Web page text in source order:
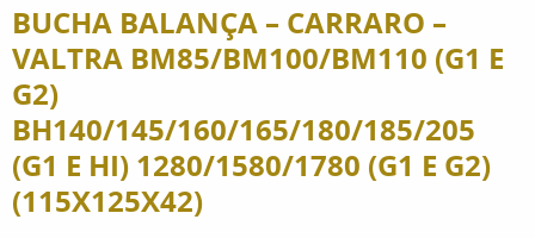
BUCHA BALANÇA – CARRARO –
VALTRA BM85/BM100/BM110 (G1 E
G2)
BH140/145/160/165/180/185/205
(G1 E HI) 1280/1580/1780 (G1 E G2)
(115X125X42)